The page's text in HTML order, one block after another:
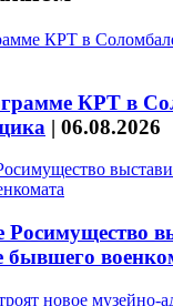
КРТ в
| 06.08.2026
Росимущество
бывшего